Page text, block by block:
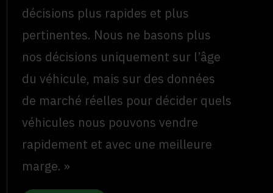
décisions plus rapides et plus
pertinentes. Nous ne basons plus
nos décisions uniquement sur l’âge
du véhicule, mais sur des données
de marché réelles pour décider quels
véhicules nous pouvons vendre
rapidement et avec une meilleure
marge. »